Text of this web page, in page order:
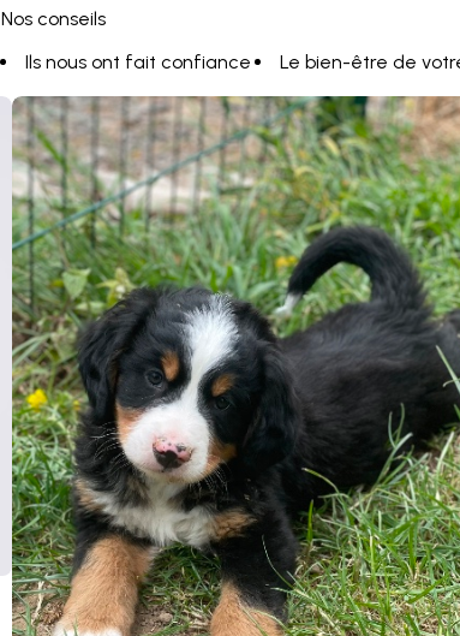
Nos conseils
Ils nous ont fait confiance Le bien-être de